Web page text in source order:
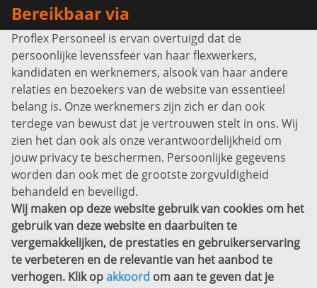
Bereikbaar via
Info@proflexpersoneel.nl
Bel ons:+31 (0)85 0450040
Prins Willem-Alexanderlaan 301
7311 SW Apeldoorn
Disclaimer
Privacyverklaring
Sitemap
Copyright
Bekijk ook eens
Proflex Personeel is ervan overtuigd dat de
persoonlijke levenssfeer van haar flexwerkers,
kandidaten en werknemers, alsook van haar andere
relaties en bezoekers van de website van essentieel
belang is. Onze werknemers zijn zich er dan ook
terdege van bewust dat je vertrouwen stelt in ons. Wij
zien het dan ook als onze verantwoordelijkheid om
jouw privacy te beschermen. Persoonlijke gegevens
worden dan ook met de grootste zorgvuldigheid
behandeld en beveiligd.
Wij maken op deze website gebruik van cookies om het
gebruik van deze website en daarbuiten te
vergemakkelijken, de prestaties en gebruikerservaring
te verbeteren en de relevantie van het aanbod te
verhogen. Klik opakkoord om aan te geven dat je